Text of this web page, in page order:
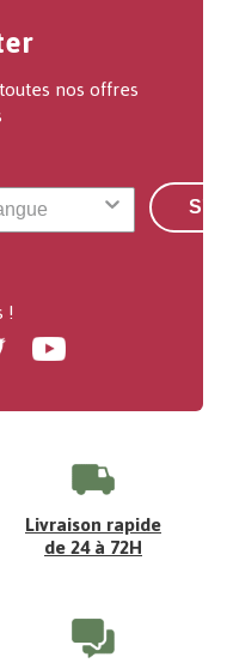
nos offres
!
Twitter Youtube
Livraison rapide
de 24 à 72H